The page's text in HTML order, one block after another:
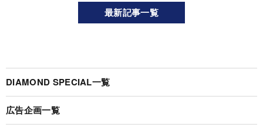
最新記事一覧
DIAMOND SPECIAL一覧
広告企画一覧